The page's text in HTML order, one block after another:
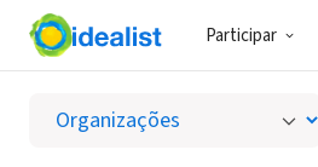
Participar